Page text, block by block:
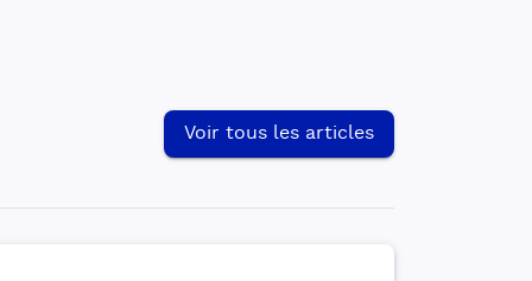
Voir tous les articles